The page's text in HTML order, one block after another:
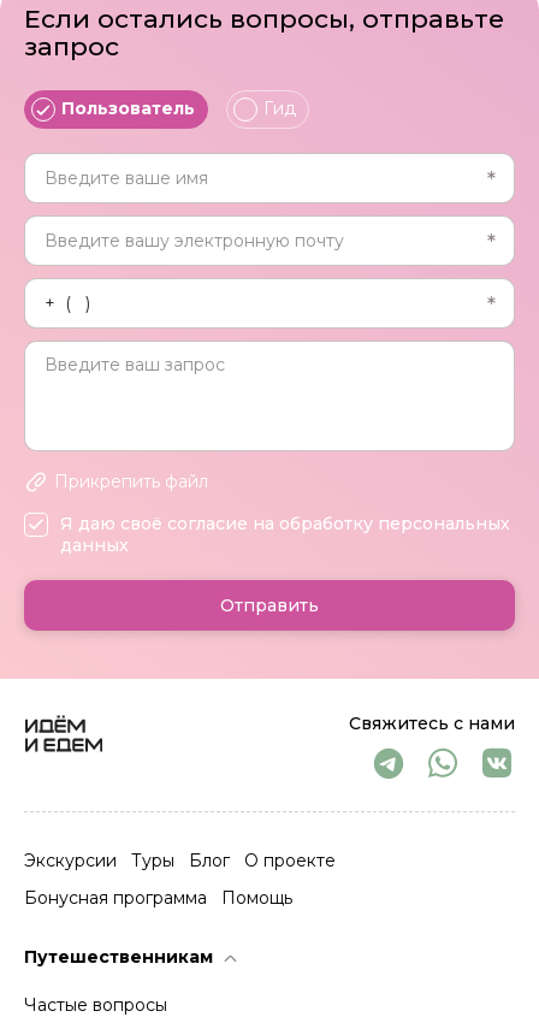
Свяжитесь с нами
Экскурсии Туры Блог
О проекте
Бонусная программа
Помощь
Путешественникам
Частые вопросы
Если остались вопросы, отправьте
запрос
Пользователь Гид
Прикрепить файл
Я даю своё согласие на обработку персональных
данных
Отправить